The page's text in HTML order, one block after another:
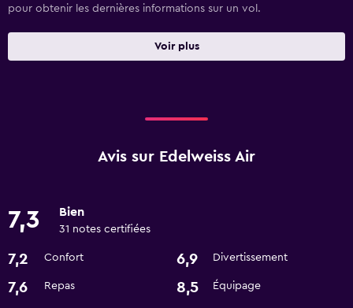
pour obtenir les dernières informations sur un vol.
Voir plus
Avis sur Edelweiss Air
7,3 Bien
31 notes certifiées
7,2 Confort 6,9 Divertissement
7,6 Repas 8,5 Équipage